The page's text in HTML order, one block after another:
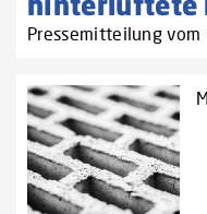
Pressemitteilung